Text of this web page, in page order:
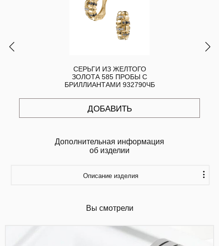
СЕРЬГИ ИЗ ЖЕЛТОГО
ЗОЛОТА 585 ПРОБЫ С
БРИЛЛИАНТАМИ 932790ЧБ
ДОБАВИТЬ
Дополнительная информация
об изделии
Описание изделия
Вы смотрели